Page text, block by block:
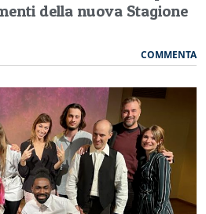
della nuova Stagione
COMMENTA